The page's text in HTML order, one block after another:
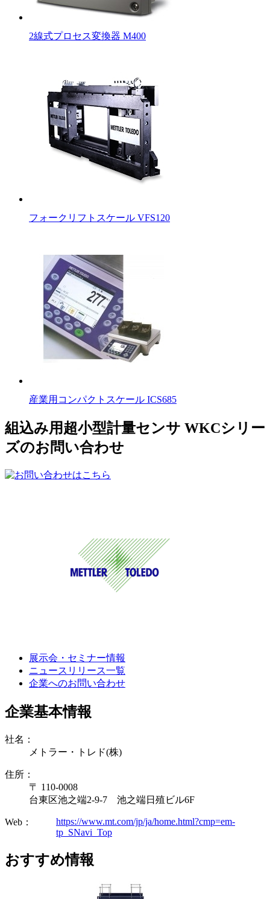
2線式プロセス変換器 M400
フォークリフトスケール VFS120
産業用コンパクトスケール ICS685
組込み用超小型計量センサ WKCシリー
ズのお問い合わせ
展示会・セミナー情報
ニュースリリース一覧
企業へのお問い合わせ
企業基本情報
社名：
メトラー・トレド(株)
住所：
〒 110-0008
台東区池之端2-9-7 池之端日殖ビル6F
Web：
https://www.mt.com/jp/ja/home.html?cmp=em-
tp_SNavi_Top
おすすめ情報